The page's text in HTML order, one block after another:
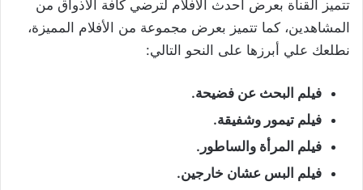
تتميز القناة بعرض أحدث الأفلام لترضي كافة الأذواق من
المشاهدين، كما تتميز بعرض مجموعة من الأفلام المميزة،
نطلعك علي أبرزها على النحو التالي:
فيلم البحث عن فضيحة.
فيلم تيمور وشفيقة.
فيلم المرأة والساطور.
فيلم البس عشان خارجين.